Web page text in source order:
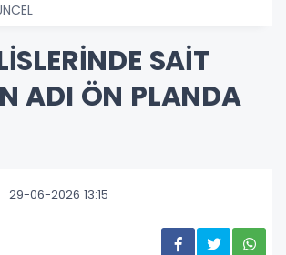
SAİT
ADI ÖN PLANDA
29-06-2026 13:15